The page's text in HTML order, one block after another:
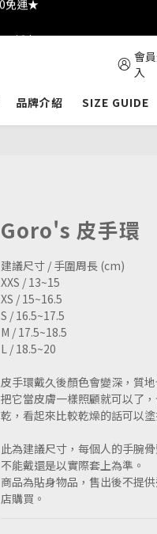
會
入
品牌介紹 SIZE GUIDE
Goro's 皮手環
建議尺寸 / 手圍周長 (cm)
XXS / 13~15
XS / 15~16.5
S / 16.5~17.5
M / 17.5~18.5
L / 18.5~20
皮手環戴久後顏色會變深，質
把它當皮膚一樣照顧就可以了
乾，看起來比較乾燥的話可以
此為建議尺寸，每個人的手腕
不能戴還是以實際套上為準。
商品為貼身物品，售出後不提
店購買。